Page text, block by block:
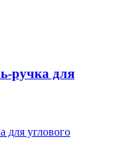
ручка для